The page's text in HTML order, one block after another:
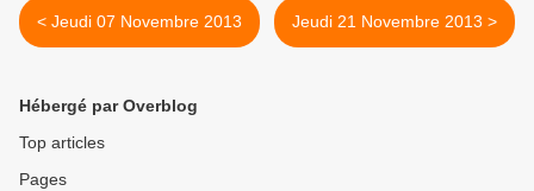
< Jeudi 07 Novembre 2013 Jeudi 21 Novembre 2013 >
Hébergé par Overblog
Top articles
Pages